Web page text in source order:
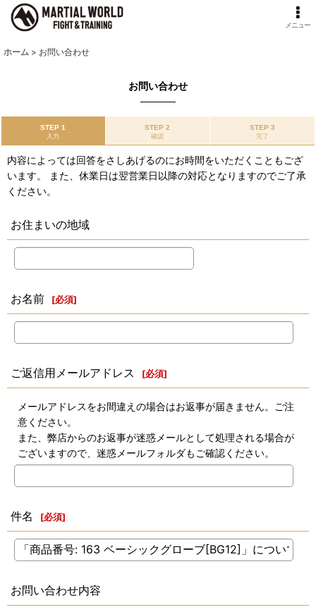
メニュー
ホーム > お問い合わせ
お問い合わせ
STEP 1
入力
STEP 2
確認
STEP 3
完了
内容によっては回答をさしあげるのにお時間をいただくこともござ
います。 また、休業日は翌営業日以降の対応となりますのでご了承
ください。
お住まいの地域
お名前 [必須]
ご返信用メールアドレス [必須]
メールアドレスをお間違えの場合はお返事が届きません。ご注
意ください。
また、弊店からのお返事が迷惑メールとして処理される場合が
ございますので、迷惑メールフォルダもご確認ください。
件名 [必須]
お問い合わせ内容